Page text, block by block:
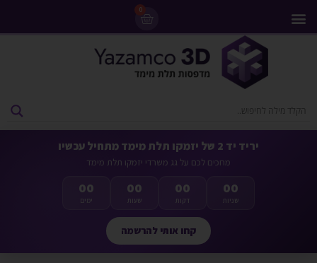
0
יריד יד 2 של יזמקו תלת מימד מתחיל עכשיו
מחכים לכם על גג משרדי יזמקו תלת מימד
00
ימים
00
שעות
00
דקות
00
שניות
קחו אותי להרשמה